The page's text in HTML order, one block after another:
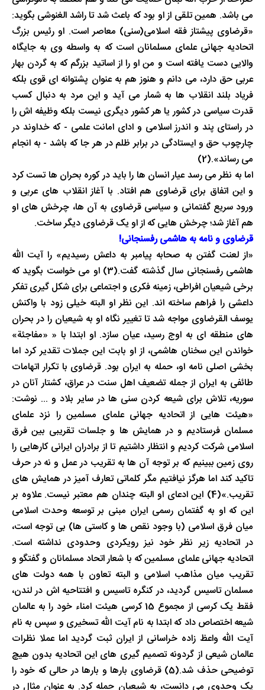
می باشد. همین تلقی از او بود که باعث شد تا راشد الغنوشی بگوید:
«قرضاوی پیشتاز فقه اسلامی(سنی) معاصر است. او رئیس بزرگ
اتحادیه جهانی علمای مسلمانان است که به واسطه وی به جایگاه
والایی دست یافته است و من او را از اساتید بزرگم که به گردن بهار
عربی حق دارد، می دانم و هنوز هم به عنوان پشتوانه ای قوی بلکه
فریاد بلند انقلاب ها به شمار می آید و این مرد به دنبال کسب
قدرت سیاسی در کشور یا هر کشور دیگری نیست بلکه وظیفه اش را
در راستای پند و اندرز اسلامی و ادای امانت علمی - که خداوند در
چارچوب حق و ایستادگی در برابر ظلم در هر جا که باشد - به انجام
می رساند».(2)
اما به نظر می رسد عیار انسان ها را باید در کوره بحران ها تست کرد
و این اتفاق برای قرضاوی هم افتاد. با آغاز انقلاب های عربی و
ورود سریع گفتمانی و سیاسی قرضاوی به آن ها، چرخش های او
هم آغاز شد؛ چرخش هایی که از او یک قرضاوی دیگر ساخت.
قرضاوی و نامه به هاشمی رفسنجانی!
«از لعنت گفتن به صحابه پیامبر به داعش رسیدیم» را آیت الله
هاشمی رفسنجانی سال گذشته گفت.(3) او می خواست بگوید که
برخی شیعیان افراطی، زمینه فکری و اجتماعی برای شکل گیری تفکر
داعشی را فراهم ساخته اند. این نظر او البته خیلی زود با واکنش
یوسف القرضاوی مواجه شد تا تغییر نگاه او به شیعیان را در بحران
های منطقه ای به اوج رسید، عیان سازد. او ابتدا با « «مفاجئة»
خواندن این سخنان هاشمی، از او بابت این جملات تقدیر کرد اما
بخشی اصلی نامه او، حمله به ایران بود. قرضاوی با تکرار اتهامات
طائفی به ایران از جمله تضعیف اهل سنت در عراق، کشتار آنان در
سوریه، تلاش برای شیعه کردن سنی ها در سایر بلاد و ... نوشت:
«هیئت هایی از اتحادیه جهانی علمای مسلمین را نزد علمای
مسلمان فرستادیم و در همایش ها و جلسات تقریبی بین فرق
اسلامی شرکت کردیم و انتظار داشتیم تا از برادران ایرانی کارهایی را
روی زمین ببینیم که بر توجه آن ها به تقریب در عمل و نه در حرف
تاکید کند اما هرگز نیافتیم مگر کلماتی تعارف آمیز در همایش های
تقریب.»(4) این ادعای او البته چندان هم معتبر نیست. علاوه بر
این که او به گفتمان رسمی ایران مبنی بر توسعه وحدت اسلامی
میان فرق اسلامی (با وجود نقص ها و کاستی ها) بی توجه است،
در اتحادیه زیر نظر خود نیز رویکردی وحدودی نداشته است.
اتحادیه جهانی علمای مسلمین که با شعار اتحاد مسلمانان و گفتگو و
تقریب میان مذاهب اسلامی و البته تعاون با همه دولت های
مسلمان تاسیس گردید، در کنگره تاسیس و افتتاحیه اش در لندن،
فقط یک کرسی از مجموع 15 کرسی هیئت امناء خود را به عالمان
شیعه اختصاص داد که ابتدا به نام آیت الله تسخیری و سپس به نام
آیت الله واعظ زاده خراسانی از ایران ثبت گردید اما عملا نظرات
عالمان شیعی از گردونه تصمیم گیری های این اتحادیه بدون هیچ
توضیحی حذف شد.(5) قرضاوی بارها و بارها در حالی که خود را